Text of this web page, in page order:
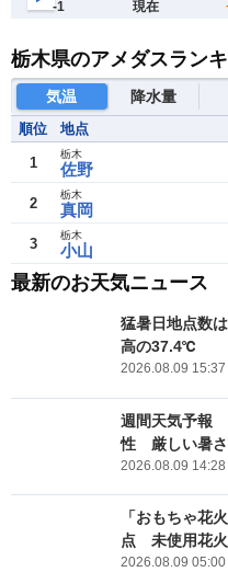
栃木県のアメダスラン
気温 降水量
順位 地点
1 佐野
栃木
2 真岡
栃木
3 小山
栃木
最新のお天気ニュース
猛暑日地点数
高の37.4℃
2026.08.09 15:37
週間天気予報
性 厳しい暑さ
2026.08.09 14:28
「おもちゃ花
点 未使用花火
2026.08.09 05:00